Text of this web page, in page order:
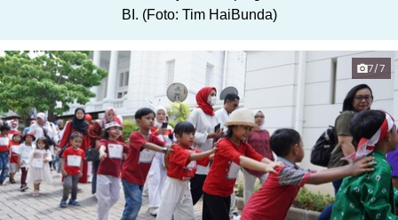
BI. (Foto: Tim HaiBunda)
7/7